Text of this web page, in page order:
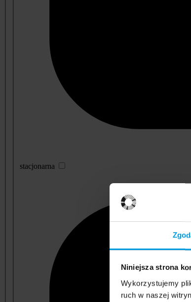
Niniejsza strona
Wykorzystujemy
ruch w naszej
stacjonarna